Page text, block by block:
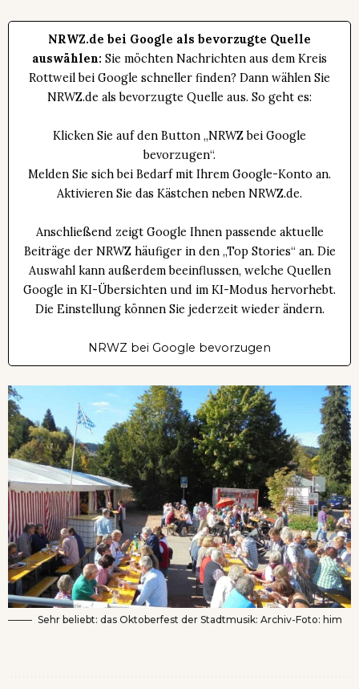
NRWZ.de bei Google als bevorzugte Quelle
auswählen: Sie möchten Nachrichten aus dem Kreis
Rottweil bei Google schneller finden? Dann wählen Sie
NRWZ.de als bevorzugte Quelle aus. So geht es:
Klicken Sie auf den Button „NRWZ bei Google
bevorzugen“.
Melden Sie sich bei Bedarf mit Ihrem Google-Konto an.
Aktivieren Sie das Kästchen neben NRWZ.de.
Anschließend zeigt Google Ihnen passende aktuelle
Beiträge der NRWZ häufiger in den „Top Stories“ an. Die
Auswahl kann außerdem beeinflussen, welche Quellen
Google in KI-Übersichten und im KI-Modus hervorhebt.
Die Einstellung können Sie jederzeit wieder ändern.
NRWZ bei Google bevorzugen
Sehr beliebt: das Oktoberfest der Stadtmusik: Archiv-Foto: him